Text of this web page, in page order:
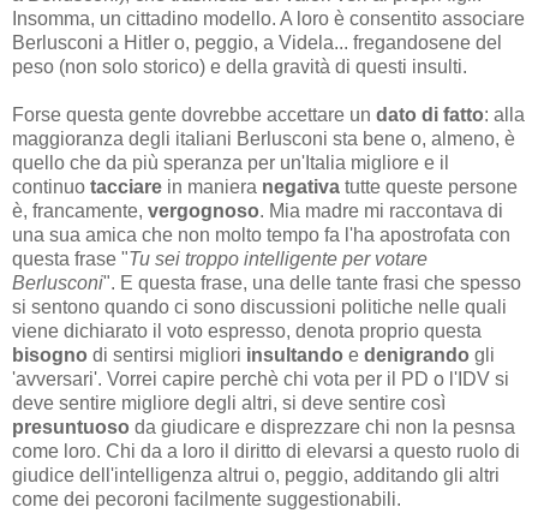
Insomma, un cittadino modello. A loro è consentito associare
Berlusconi a Hitler o, peggio, a Videla... fregandosene del
peso (non solo storico) e della gravità di questi insulti.
Forse questa gente dovrebbe accettare un dato di fatto: alla
maggioranza degli italiani Berlusconi sta bene o, almeno, è
quello che da più speranza per un'Italia migliore e il
continuo tacciare in maniera negativa tutte queste persone
è, francamente, vergognoso. Mia madre mi raccontava di
una sua amica che non molto tempo fa l'ha apostrofata con
questa frase "Tu sei troppo intelligente per votare
Berlusconi". E questa frase, una delle tante frasi che spesso
si sentono quando ci sono discussioni politiche nelle quali
viene dichiarato il voto espresso, denota proprio questa
bisogno di sentirsi migliori insultando e denigrando gli
'avversari'. Vorrei capire perchè chi vota per il PD o l'IDV si
deve sentire migliore degli altri, si deve sentire così
presuntuoso da giudicare e disprezzare chi non la pesnsa
come loro. Chi da a loro il diritto di elevarsi a questo ruolo di
giudice dell'intelligenza altrui o, peggio, additando gli altri
come dei pecoroni facilmente suggestionabili.